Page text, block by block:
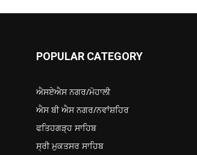
POPULAR CATEGORY
ਐਸਏਐਸ ਨਗਰ/ਮੋਹਾਲੀ
ਐਸ ਬੀ ਐਸ ਨਗਰ/ਨਵਾਂਸ਼ਹਿਰ
ਫਤਿਹਗੜ੍ਹ ਸਾਹਿਬ
ਸ੍ਰੀ ਮੁਕਤਸਰ ਸਾਹਿਬ